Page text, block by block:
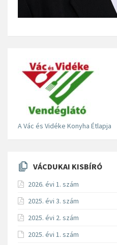
A Vác és Vidéke Konyha Étlapja
VÁCDUKAI KISBÍRÓ
2026. évi 1. szám
2025. évi 3. szám
2025. évi 2. szám
2025. évi 1. szám